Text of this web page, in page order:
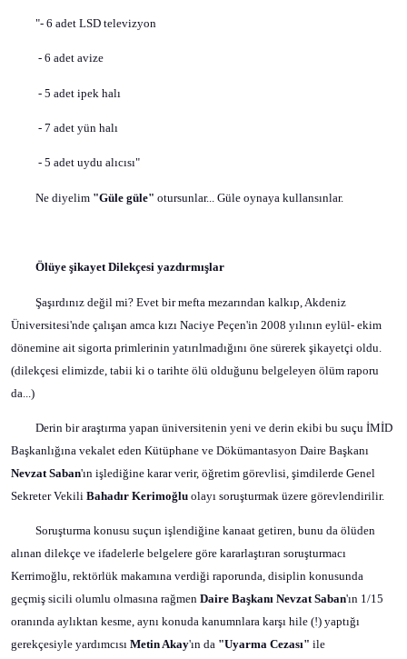
"- 6 adet LSD televizyon
- 6 adet avize
- 5 adet ipek halı
- 7 adet yün halı
- 5 adet uydu alıcısı"
Ne diyelim "Güle güle" otursunlar... Güle oynaya kullansınlar.
Ölüye şikayet Dilekçesi yazdırmışlar
Şaşırdınız değil mi? Evet bir mefta mezarından kalkıp, Akdeniz
Üniversitesi'nde çalışan amca kızı Naciye Peçen'in 2008 yılının eylül- ekim
dönemine ait sigorta primlerinin yatırılmadığını öne sürerek şikayetçi oldu.
(dilekçesi elimizde, tabii ki o tarihte ölü olduğunu belgeleyen ölüm raporu
da...)
Derin bir araştırma yapan üniversitenin yeni ve derin ekibi bu suçu İMİD
Başkanlığına vekalet eden Kütüphane ve Dökümantasyon Daire Başkanı
Nevzat Saban'ın işlediğine karar verir, öğretim görevlisi, şimdilerde Genel
Sekreter Vekili Bahadır Kerimoğlu olayı soruşturmak üzere görevlendirilir.
Soruşturma konusu suçun işlendiğine kanaat getiren, bunu da ölüden
alınan dilekçe ve ifadelerle belgelere göre kararlaştıran soruşturmacı
Kerrimoğlu, rektörlük makamına verdiği raporunda, disiplin konusunda
geçmiş sicili olumlu olmasına rağmen Daire Başkanı Nevzat Saban'ın 1/15
oranında aylıktan kesme, aynı konuda kanumnlara karşı hile (!) yaptığı
gerekçesiyle yardımcısı Metin Akay'ın da "Uyarma Cezası" ile